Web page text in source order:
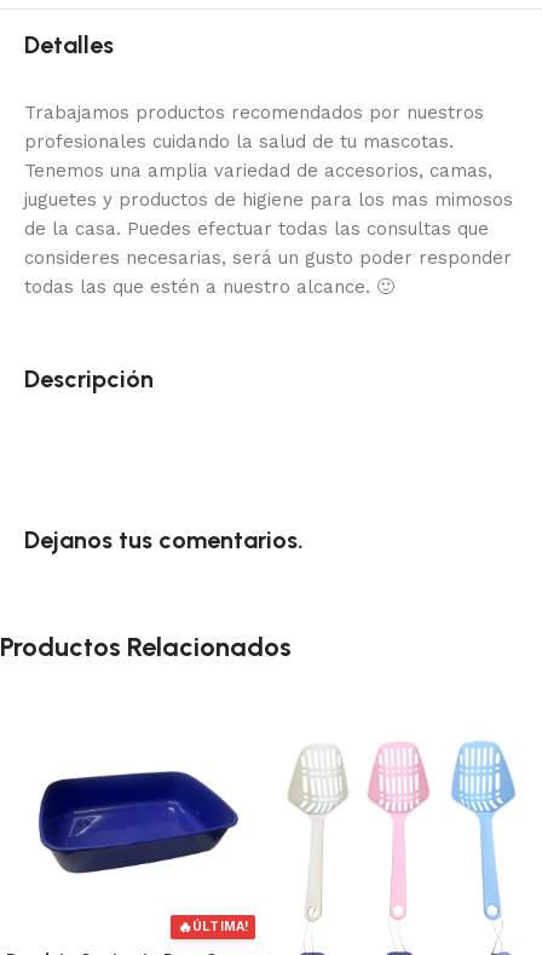
Detalles
Trabajamos productos recomendados por nuestros
profesionales cuidando la salud de tu mascotas.
Tenemos una amplia variedad de accesorios, camas,
juguetes y productos de higiene para los mas mimosos
de la casa. Puedes efectuar todas las consultas que
consideres necesarias, será un gusto poder responder
todas las que estén a nuestro alcance. 🙂
Descripción
Dejanos tus comentarios.
Productos Relacionados
🔥ÚLTIMA!